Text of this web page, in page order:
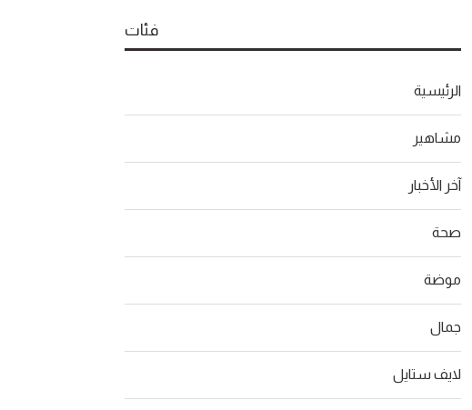
فئات
الرئيسية
مشاهير
آخر الأخبار
صحة
موضة
جمال
لايف ستايل